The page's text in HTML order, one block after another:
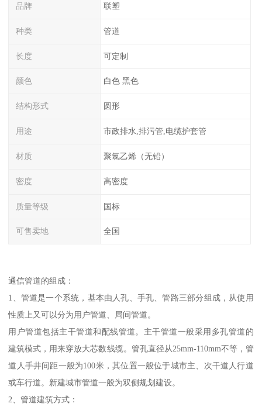
品牌 联塑
种类 管道
长度 可定制
颜色 白色 黑色
结构形式 圆形
用途 市政排水,排污管,电缆护套管
材质 聚氯乙烯（无铅）
密度 高密度
质量等级 国标
可售卖地 全国
通信管道的组成：
1、管道是一个系统，基本由人孔、手孔、管路三部分组成，从使用
性质上又可以分为用户管道、局间管道。
用户管道包括主干管道和配线管道。主干管道一般采用多孔管道的
建筑模式，用来穿放大芯数线缆。管孔直径从25mm-110mm不等，管
道人手井间距一般为100米，其位置一般位于城市主、次干道人行道
或车行道。新建城市管道一般为双侧规划建设。
2、管道建筑方式：